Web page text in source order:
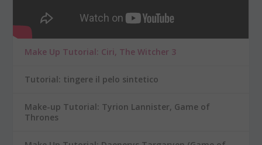
Make Up Tutorial: Ciri, The Witcher 3
Tutorial: tingere il pelo sintetico
Make-up Tutorial: Tyrion Lannister, Game of
Thrones